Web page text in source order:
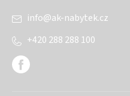
info@ak-nabytek.cz
+420 288 288 100